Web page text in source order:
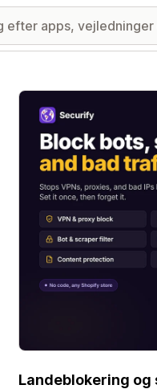
Galleri med udvalgte
Landeblokering og